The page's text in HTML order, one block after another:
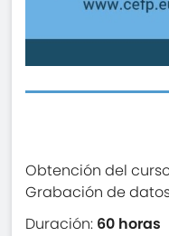
Obtención del
Grabación de
Duración: 60 horas